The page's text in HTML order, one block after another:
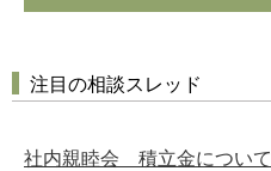
注目の相談スレッド
社内親睦会 積立金について